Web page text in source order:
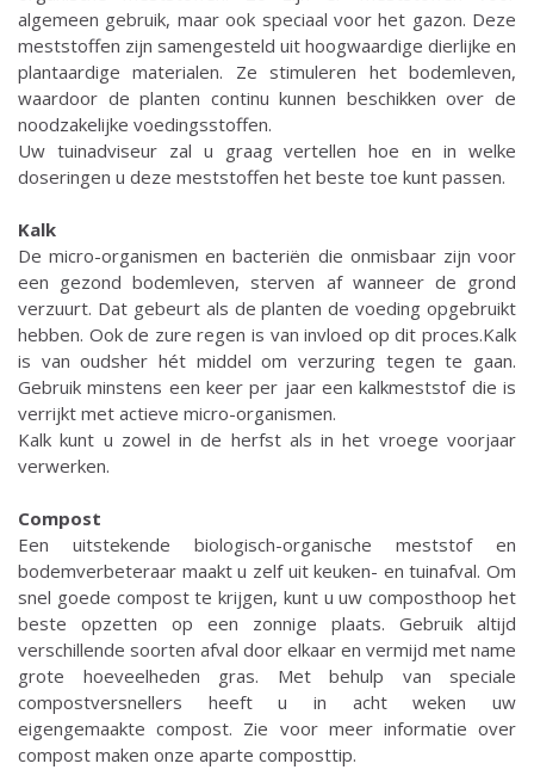
algemeen gebruik, maar ook speciaal voor het gazon. Deze
meststoffen zijn samengesteld uit hoogwaardige dierlijke en
plantaardige materialen. Ze stimuleren het bodemleven,
waardoor de planten continu kunnen beschikken over de
noodzakelijke voedingsstoffen.
Uw tuinadviseur zal u graag vertellen hoe en in welke
doseringen u deze meststoffen het beste toe kunt passen.
Kalk
De micro-organismen en bacteriën die onmisbaar zijn voor
een gezond bodemleven, sterven af wanneer de grond
verzuurt. Dat gebeurt als de planten de voeding opgebruikt
hebben. Ook de zure regen is van invloed op dit proces.Kalk
is van oudsher hét middel om verzuring tegen te gaan.
Gebruik minstens een keer per jaar een kalkmeststof die is
verrijkt met actieve micro-organismen.
Kalk kunt u zowel in de herfst als in het vroege voorjaar
verwerken.
Compost
Een uitstekende biologisch-organische meststof en
bodemverbeteraar maakt u zelf uit keuken- en tuinafval. Om
snel goede compost te krijgen, kunt u uw composthoop het
beste opzetten op een zonnige plaats. Gebruik altijd
verschillende soorten afval door elkaar en vermijd met name
grote hoeveelheden gras. Met behulp van speciale
compostversnellers heeft u in acht weken uw
eigengemaakte compost. Zie voor meer informatie over
compost maken onze aparte composttip.